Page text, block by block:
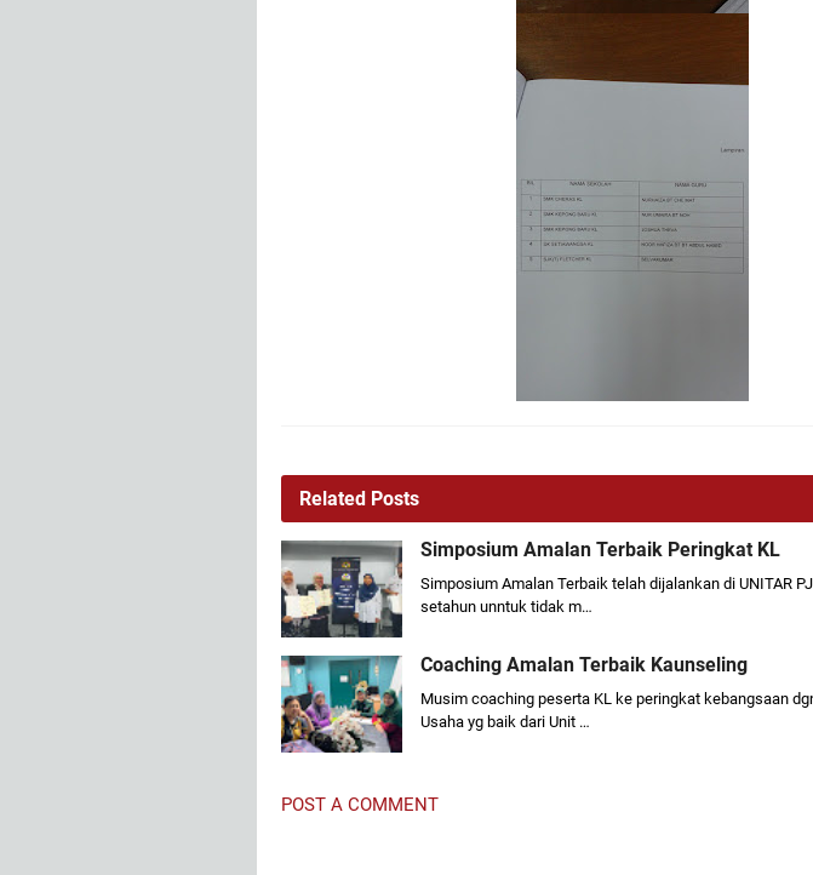
Related Posts
Simposium Amalan Terbaik Peringkat KL
Simposium Amalan Terbaik telah dijalankan di UNITAR
setahun unntuk tidak m…
Coaching Amalan Terbaik Kaunseling
Musim coaching peserta KL ke peringkat kebangsaan
Usaha yg baik dari Unit …
POST A COMMENT